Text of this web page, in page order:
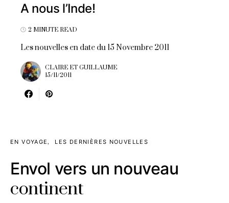
A nous l’Inde!
2 MINUTE READ
Les nouvelles en date du 15 Novembre 2011
CLAIRE ET GUILLAUME
15/11/2011
EN VOYAGE LES DERNIÈRES NOUVELLES
Envol vers un nouveau
continent